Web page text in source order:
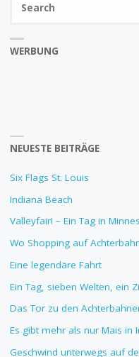
WERBUNG
NEUESTE BEITRÄGE
Six Flags St. Louis
Indiana Beach
Valleyfair! – Ein Tag in
Wo Shopping auf
Eine legendäre Fahrt
Ein Tag, sieben Welten, ein
Das Tor zu den
Es gibt mehr als nur Mais in
Geschwind unterwegs auf